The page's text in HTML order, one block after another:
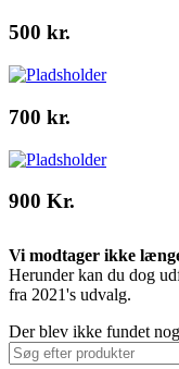
500 kr.
700 kr.
900 Kr.
Vi modtager ikke
Herunder kan du dog
fra 2021's udvalg.
Der blev ikke fundet